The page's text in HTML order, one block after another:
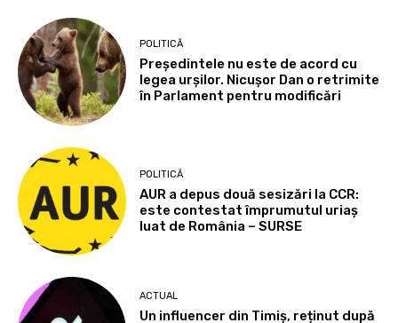
POLITICĂ
Președintele nu este de acord cu
legea urșilor. Nicușor Dan o retrimite
în Parlament pentru modificări
POLITICĂ
AUR a depus două sesizări la CCR:
este contestat împrumutul uriaș
luat de România – SURSE
ACTUAL
Un influencer din Timiș, reținut după